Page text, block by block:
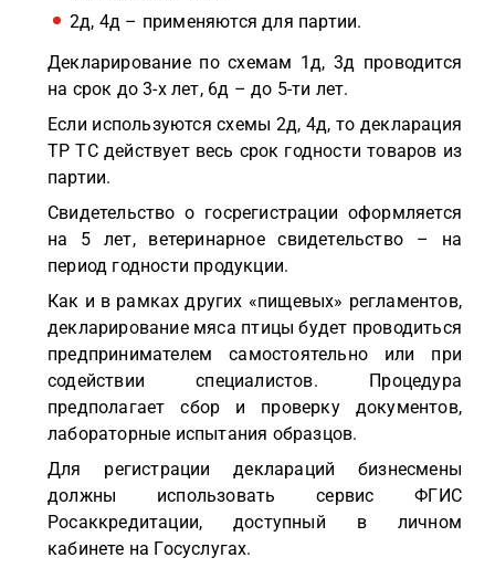
2д, 4д – применяются для партии.
Декларирование по схемам 1д, 3д проводится
на срок до 3-х лет, 6д – до 5-ти лет.
Если используются схемы 2д, 4д, то декларация
ТР ТС действует весь срок годности товаров из
партии.
Свидетельство о госрегистрации оформляется
на 5 лет, ветеринарное свидетельство – на
период годности продукции.
Как и в рамках других «пищевых» регламентов,
декларирование мяса птицы будет проводиться
предпринимателем самостоятельно или при
содействии специалистов. Процедура
предполагает сбор и проверку документов,
лабораторные испытания образцов.
Для регистрации деклараций бизнесмены
должны использовать сервис ФГИС
Росаккредитации, доступный в личном
кабинете на Госуслугах.